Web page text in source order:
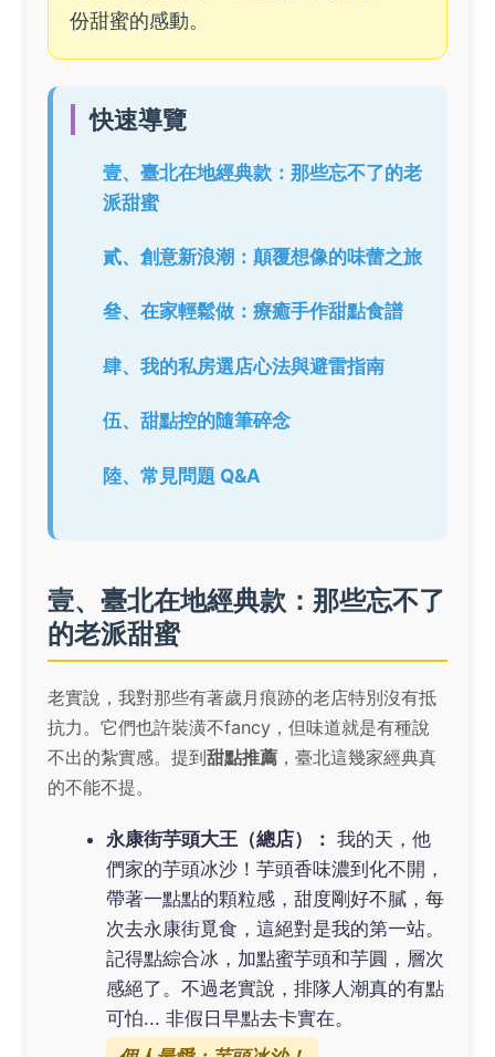
份甜蜜的感動。
快速導覽
壹、臺北在地經典款：那些忘不了的老
派甜蜜
貳、創意新浪潮：顛覆想像的味蕾之旅
叄、在家輕鬆做：療癒手作甜點食譜
肆、我的私房選店心法與避雷指南
伍、甜點控的隨筆碎念
陸、常見問題 Q&A
壹、臺北在地經典款：那些忘不了
的老派甜蜜
老實說，我對那些有著歲月痕跡的老店特別沒有抵
抗力。它們也許裝潢不fancy，但味道就是有種說
不出的紮實感。提到甜點推薦 ，臺北這幾家經典真
的不能不提。
永康街芋頭大王（總店）： 我的天，他
們家的芋頭冰沙！芋頭香味濃到化不開，
帶著一點點的顆粒感，甜度剛好不膩，每
次去永康街覓食，這絕對是我的第一站。
記得點綜合冰，加點蜜芋頭和芋圓，層次
感絕了。不過老實說，排隊人潮真的有點
可怕... 非假日早點去卡實在。